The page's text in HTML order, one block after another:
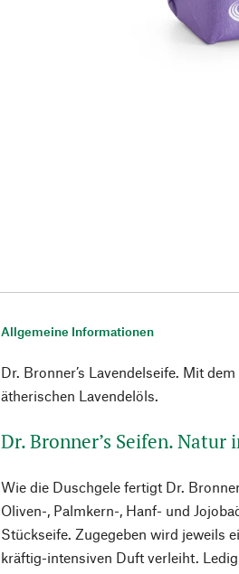
Allgemeine Informationen
Dr. Bronner’s Lavendelseife. Mit
ätherischen Lavendelöls.
Dr. Bronner’s Seifen. Natur
Wie die Duschgele fertigt Dr.
Oliven-, Palmkern-, Hanf- und
Stückseife. Zugegeben wird jeweils
kräftig-intensiven Duft verleiht.